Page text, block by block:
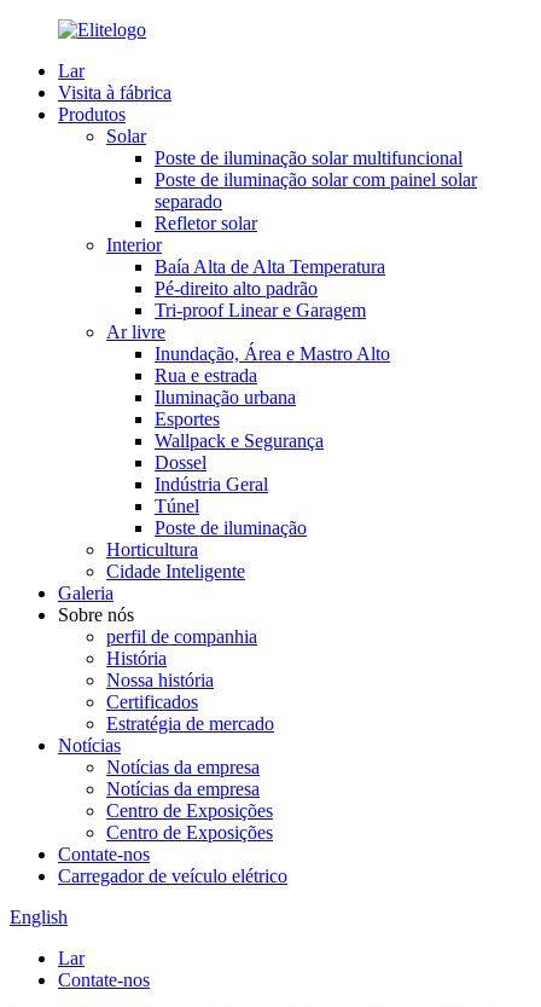
Lar
Visita à fábrica
Produtos
Solar
Poste de iluminação solar multifuncional
Poste de iluminação solar com painel solar
separado
Refletor solar
Interior
Baía Alta de Alta Temperatura
Pé-direito alto padrão
Tri-proof Linear e Garagem
Ar livre
Inundação, Área e Mastro Alto
Rua e estrada
Iluminação urbana
Esportes
Wallpack e Segurança
Dossel
Indústria Geral
Túnel
Poste de iluminação
Horticultura
Cidade Inteligente
Galeria
Sobre nós
perfil de companhia
História
Nossa história
Certificados
Estratégia de mercado
Notícias
Notícias da empresa
Notícias da empresa
Centro de Exposições
Centro de Exposições
Contate-nos
Carregador de veículo elétrico
English
Lar
Contate-nos